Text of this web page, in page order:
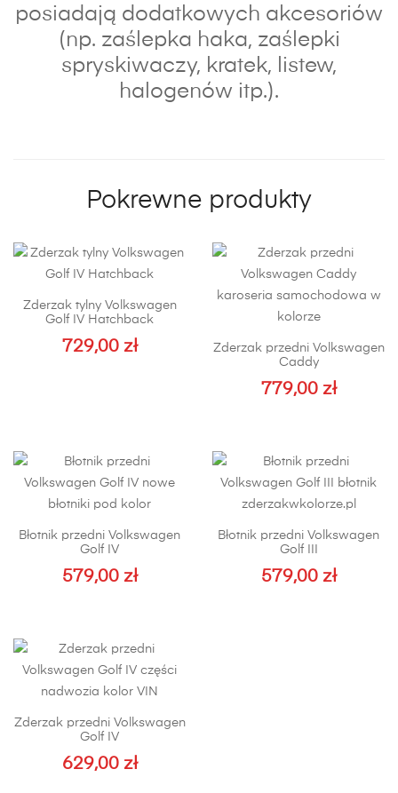
posiadają dodatkowych akcesoriów
(np. zaślepka haka, zaślepki
spryskiwaczy, kratek, listew,
halogenów itp.).
Pokrewne produkty
Zderzak tylny Volkswagen
Golf IV Hatchback
729,00 zł
Zderzak przedni Volkswagen
Caddy
779,00 zł
wiele
wariantów.
można
na
Błotnik przedni Volkswagen
Golf IV
579,00 zł
ma
wiele
wariantów.
można
na
Błotnik przedni Volkswagen
Golf III
579,00 zł
Zderzak przedni Volkswagen
Golf IV
629,00 zł